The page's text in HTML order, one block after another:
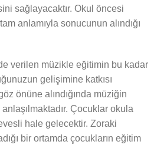
sağlayacaktır. Okul öncesi
anlamıyla sonucunun alındığı
verilen müzikle eğitimin bu kadar
gelişimine katkısı
önüne alındığında müziğin
Çocuklar okula
hale gelecektir. Zoraki
bir ortamda çocukların eğitim